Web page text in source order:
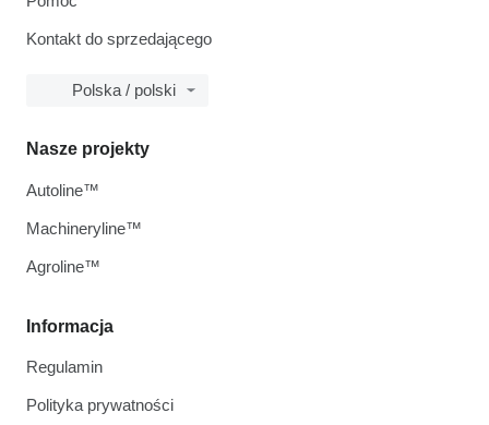
Kontakt do sprzedającego
Polska / polski
Informacja
Regulamin
Polityka prywatności
Nasze projekty
Autoline™
Machineryline™
Agroline™